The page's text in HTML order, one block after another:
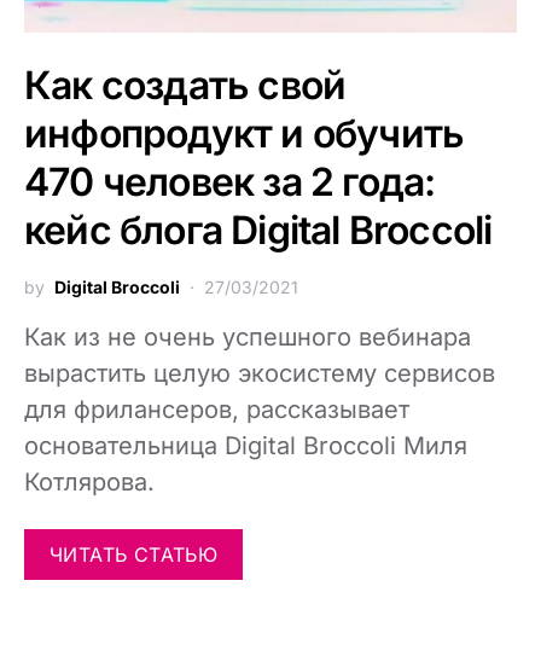
Как создать свой
инфопродукт и обучить
470 человек за 2 года:
кейс блога Digital Broccoli
by Digital Broccoli 27/03/2021
Как из не очень успешного вебинара
вырастить целую экосистему сервисов
для фрилансеров, рассказывает
основательница Digital Broccoli Миля
Котлярова.
ЧИТАТЬ СТАТЬЮ